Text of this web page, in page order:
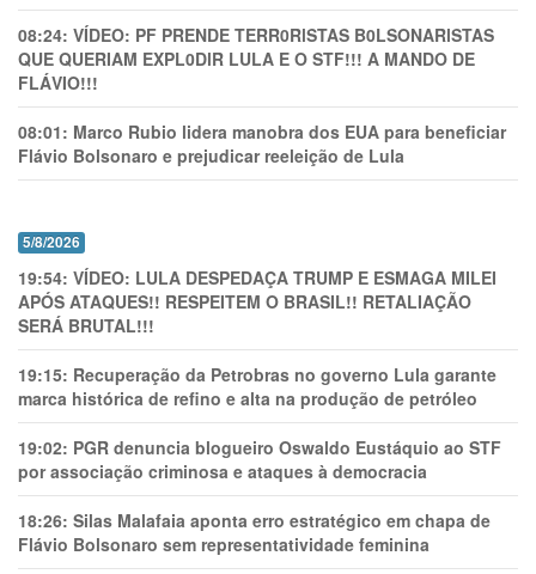
08:24: VÍDEO: PF PRENDE TERR0RlSTAS B0LSONARlSTAS
QUE QUERIAM EXPL0DlR LULA E O STF!!! A MANDO DE
FLÁVIO!!!
08:01: Marco Rubio lidera manobra dos EUA para beneficiar
Flávio Bolsonaro e prejudicar reeleição de Lula
5/8/2026
19:54: VÍDEO: LULA DESPEDAÇA TRUMP E ESMAGA MILEI
APÓS ATAQUES!! RESPEITEM O BRASIL!! RETALIAÇÃO
SERÁ BRUTAL!!!
19:15: Recuperação da Petrobras no governo Lula garante
marca histórica de refino e alta na produção de petróleo
19:02: PGR denuncia blogueiro Oswaldo Eustáquio ao STF
por associação criminosa e ataques à democracia
18:26: Silas Malafaia aponta erro estratégico em chapa de
Flávio Bolsonaro sem representatividade feminina